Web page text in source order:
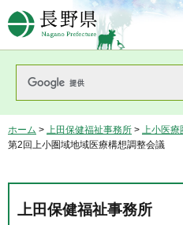
長野県Nagano
ホーム > 上田保健福祉事務所 > 上小医療
第2回上小圏域地域医療構想調整会議
上田保健福祉事務所